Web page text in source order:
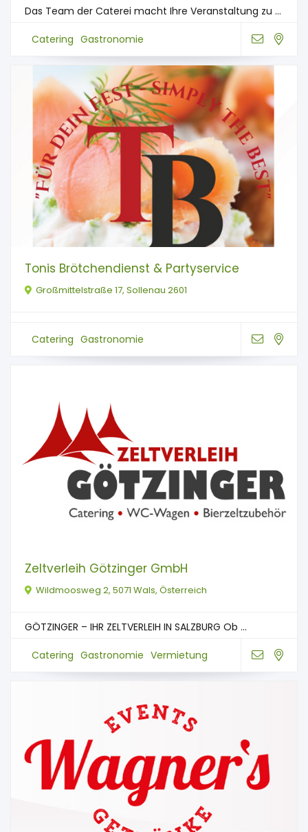
Das Team der Caterei macht Ihre Veranstaltung zu ...
Catering Gastronomie
Tonis Brötchendienst & Partyservice
Großmittelstraße 17, Sollenau 2601
Catering Gastronomie
Zeltverleih Götzinger GmbH
Wildmoosweg 2, 5071 Wals, Österreich
GÖTZINGER – IHR ZELTVERLEIH IN SALZBURG Ob ...
Catering Gastronomie Vermietung